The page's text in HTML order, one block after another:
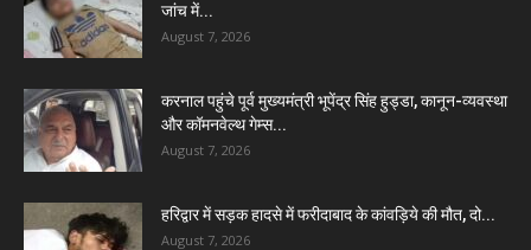
जांच में...
August 7, 2026
करनाल पहुंचे पूर्व मुख्यमंत्री भूपेंद्र सिंह हुड्डा, कानून-व्यवस्था
और कॉमनवेल्थ गेम्स...
August 7, 2026
हरिद्वार में सड़क हादसे में फरीदाबाद के कांवड़िये की मौत, दो...
August 7, 2026